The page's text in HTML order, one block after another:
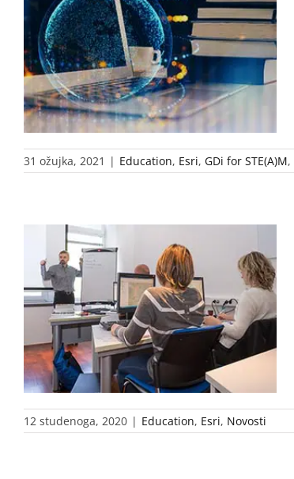
31 ožujka, 2021 | Education, Esri, GDi for STE(A)M,
12 studenoga, 2020 | Education, Esri, Novosti